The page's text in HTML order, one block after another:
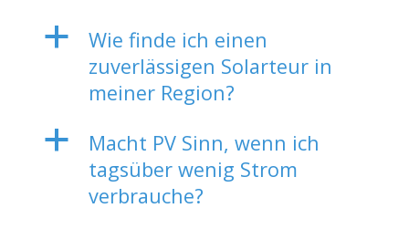
a
Wie finde ich einen
zuverlässigen Solarteur in
meiner Region?
a
Macht PV Sinn, wenn ich
tagsüber wenig Strom
verbrauche?